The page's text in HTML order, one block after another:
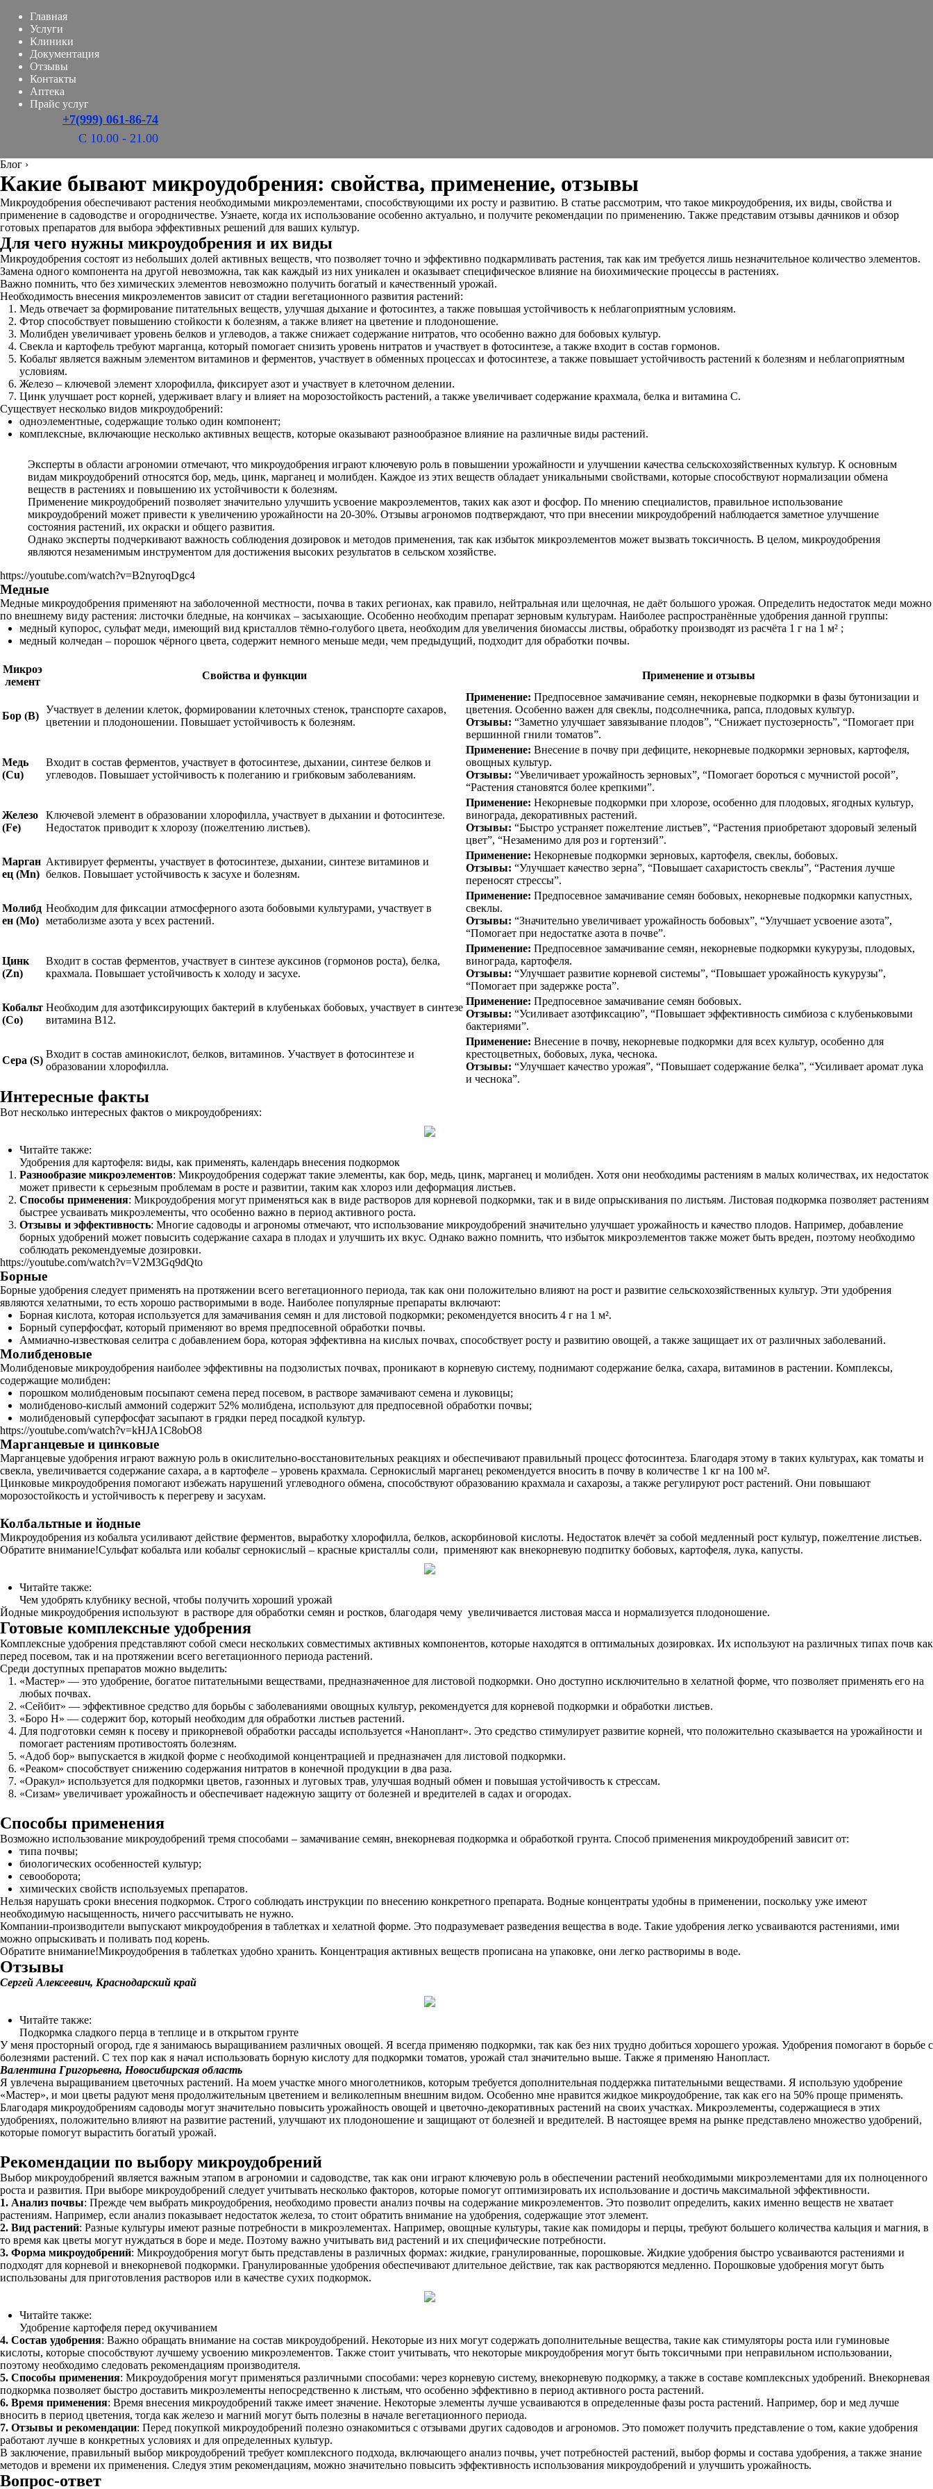
Главная
Услуги
Клиники
Документация
Отзывы
Контакты
Аптека
Прайс услуг
+7(999) 061-86-74
С 10.00 - 21.00
Блог ›
Какие бывают микроудобрения: свойства, применение, отзывы
Микроудобрения обеспечивают растения необходимыми микроэлементами, способствующими их росту и развитию. В статье рассмотрим, что такое микроудобрения, их виды, свойства и
применение в садоводстве и огородничестве. Узнаете, когда их использование особенно актуально, и получите рекомендации по применению. Также представим отзывы дачников и обзор
готовых препаратов для выбора эффективных решений для ваших культур.
Для чего нужны микроудобрения и их виды
Микроудобрения состоят из небольших долей активных веществ, что позволяет точно и эффективно подкармливать растения, так как им требуется лишь незначительное количество элементов.
Замена одного компонента на другой невозможна, так как каждый из них уникален и оказывает специфическое влияние на биохимические процессы в растениях.
Важно помнить, что без химических элементов невозможно получить богатый и качественный урожай.
Необходимость внесения микроэлементов зависит от стадии вегетационного развития растений:
Медь отвечает за формирование питательных веществ, улучшая дыхание и фотосинтез, а также повышая устойчивость к неблагоприятным условиям.
Фтор способствует повышению стойкости к болезням, а также влияет на цветение и плодоношение.
Молибден увеличивает уровень белков и углеводов, а также снижает содержание нитратов, что особенно важно для бобовых культур.
Свекла и картофель требуют марганца, который помогает снизить уровень нитратов и участвует в фотосинтезе, а также входит в состав гормонов.
Кобальт является важным элементом витаминов и ферментов, участвует в обменных процессах и фотосинтезе, а также повышает устойчивость растений к болезням и неблагоприятным
условиям.
Железо – ключевой элемент хлорофилла, фиксирует азот и участвует в клеточном делении.
Цинк улучшает рост корней, удерживает влагу и влияет на морозостойкость растений, а также увеличивает содержание крахмала, белка и витамина С.
Существует несколько видов микроудобрений:
одноэлементные, содержащие только один компонент;
комплексные, включающие несколько активных веществ, которые оказывают разнообразное влияние на различные виды растений.
Эксперты в области агрономии отмечают, что микроудобрения играют ключевую роль в повышении урожайности и улучшении качества сельскохозяйственных культур. К основным
видам микроудобрений относятся бор, медь, цинк, марганец и молибден. Каждое из этих веществ обладает уникальными свойствами, которые способствуют нормализации обмена
веществ в растениях и повышению их устойчивости к болезням.
Применение микроудобрений позволяет значительно улучшить усвоение макроэлементов, таких как азот и фосфор. По мнению специалистов, правильное использование
микроудобрений может привести к увеличению урожайности на 20-30%. Отзывы агрономов подтверждают, что при внесении микроудобрений наблюдается заметное улучшение
состояния растений, их окраски и общего развития.
Однако эксперты подчеркивают важность соблюдения дозировок и методов применения, так как избыток микроэлементов может вызвать токсичность. В целом, микроудобрения
являются незаменимым инструментом для достижения высоких результатов в сельском хозяйстве.
https://youtube.com/watch?v=B2nyroqDgc4
Медные
Медные микроудобрения применяют на заболоченной местности, почва в таких регионах, как правило, нейтральная или щелочная, не даёт большого урожая. Определить недостаток меди можно
по внешнему виду растения: листочки бледные, на кончиках – засыхающие. Особенно необходим препарат зерновым культурам. Наиболее распространённые удобрения данной группы:
медный купорос, сульфат меди, имеющий вид кристаллов тёмно-голубого цвета, необходим для увеличения биомассы листвы, обработку производят из расчёта 1 г на 1 м² ;
медный колчедан – порошок чёрного цвета, содержит немного меньше меди, чем предыдущий, подходит для обработки почвы.
Микроэ
лемент
Свойства и функции Применение и отзывы
Бор (B)
Участвует в делении клеток, формировании клеточных стенок, транспорте сахаров,
цветении и плодоношении. Повышает устойчивость к болезням.
Применение: Предпосевное замачивание семян, некорневые подкормки в фазы бутонизации и
цветения. Особенно важен для свеклы, подсолнечника, рапса, плодовых культур.
Отзывы: “Заметно улучшает завязывание плодов”, “Снижает пустозерность”, “Помогает при
вершинной гнили томатов”.
Медь
(Cu)
Входит в состав ферментов, участвует в фотосинтезе, дыхании, синтезе белков и
углеводов. Повышает устойчивость к полеганию и грибковым заболеваниям.
Применение: Внесение в почву при дефиците, некорневые подкормки зерновых, картофеля,
овощных культур.
Отзывы: “Увеличивает урожайность зерновых”, “Помогает бороться с мучнистой росой”,
“Растения становятся более крепкими”.
Железо
(Fe)
Ключевой элемент в образовании хлорофилла, участвует в дыхании и фотосинтезе.
Недостаток приводит к хлорозу (пожелтению листьев).
Применение: Некорневые подкормки при хлорозе, особенно для плодовых, ягодных культур,
винограда, декоративных растений.
Отзывы: “Быстро устраняет пожелтение листьев”, “Растения приобретают здоровый зеленый
цвет”, “Незаменимо для роз и гортензий”.
Марган
ец (Mn)
Активирует ферменты, участвует в фотосинтезе, дыхании, синтезе витаминов и
белков. Повышает устойчивость к засухе и болезням.
Применение: Некорневые подкормки зерновых, картофеля, свеклы, бобовых.
Отзывы: “Улучшает качество зерна”, “Повышает сахаристость свеклы”, “Растения лучше
переносят стрессы”.
Молибд
ен (Mo)
Необходим для фиксации атмосферного азота бобовыми культурами, участвует в
метаболизме азота у всех растений.
Применение: Предпосевное замачивание семян бобовых, некорневые подкормки капустных,
свеклы.
Отзывы: “Значительно увеличивает урожайность бобовых”, “Улучшает усвоение азота”,
“Помогает при недостатке азота в почве”.
Цинк
(Zn)
Входит в состав ферментов, участвует в синтезе ауксинов (гормонов роста), белка,
крахмала. Повышает устойчивость к холоду и засухе.
Применение: Предпосевное замачивание семян, некорневые подкормки кукурузы, плодовых,
винограда, картофеля.
Отзывы: “Улучшает развитие корневой системы”, “Повышает урожайность кукурузы”,
“Помогает при задержке роста”.
Кобальт
(Co)
Необходим для азотфиксирующих бактерий в клубеньках бобовых, участвует в синтезе
витамина B12.
Применение: Предпосевное замачивание семян бобовых.
Отзывы: “Усиливает азотфиксацию”, “Повышает эффективность симбиоза с клубеньковыми
бактериями”.
Сера (S)
Входит в состав аминокислот, белков, витаминов. Участвует в фотосинтезе и
образовании хлорофилла.
Применение: Внесение в почву, некорневые подкормки для всех культур, особенно для
крестоцветных, бобовых, лука, чеснока.
Отзывы: “Улучшает качество урожая”, “Повышает содержание белка”, “Усиливает аромат лука
и чеснока”.
Интересные факты
Вот несколько интересных фактов о микроудобрениях:
Читайте также:
Удобрения для картофеля: виды, как применять, календарь внесения подкормок
Разнообразие микроэлементов: Микроудобрения содержат такие элементы, как бор, медь, цинк, марганец и молибден. Хотя они необходимы растениям в малых количествах, их недостаток
может привести к серьезным проблемам в росте и развитии, таким как хлороз или деформация листьев.
Способы применения: Микроудобрения могут применяться как в виде растворов для корневой подкормки, так и в виде опрыскивания по листьям. Листовая подкормка позволяет растениям
быстрее усваивать микроэлементы, что особенно важно в период активного роста.
Отзывы и эффективность: Многие садоводы и агрономы отмечают, что использование микроудобрений значительно улучшает урожайность и качество плодов. Например, добавление
борных удобрений может повысить содержание сахара в плодах и улучшить их вкус. Однако важно помнить, что избыток микроэлементов также может быть вреден, поэтому необходимо
соблюдать рекомендуемые дозировки.
https://youtube.com/watch?v=V2M3Gq9dQto
Борные
Борные удобрения следует применять на протяжении всего вегетационного периода, так как они положительно влияют на рост и развитие сельскохозяйственных культур. Эти удобрения
являются хелатными, то есть хорошо растворимыми в воде. Наиболее популярные препараты включают:
Борная кислота, которая используется для замачивания семян и для листовой подкормки; рекомендуется вносить 4 г на 1 м².
Борный суперфосфат, который применяют во время предпосевной обработки почвы.
Аммиачно-известковая селитра с добавлением бора, которая эффективна на кислых почвах, способствует росту и развитию овощей, а также защищает их от различных заболеваний.
Молибденовые
Молибденовые микроудобрения наиболее эффективны на подзолистых почвах, проникают в корневую систему, поднимают содержание белка, сахара, витаминов в растении. Комплексы,
содержащие молибден:
порошком молибденовым посыпают семена перед посевом, в растворе замачивают семена и луковицы;
молибденово-кислый аммоний содержит 52% молибдена, используют для предпосевной обработки почвы;
молибденовый суперфосфат засыпают в грядки перед посадкой культур.
https://youtube.com/watch?v=kHJA1C8obO8
Марганцевые и цинковые
Марганцевые удобрения играют важную роль в окислительно-восстановительных реакциях и обеспечивают правильный процесс фотосинтеза. Благодаря этому в таких культурах, как томаты и
свекла, увеличивается содержание сахара, а в картофеле – уровень крахмала. Сернокислый марганец рекомендуется вносить в почву в количестве 1 кг на 100 м².
Цинковые микроудобрения помогают избежать нарушений углеводного обмена, способствуют образованию крахмала и сахарозы, а также регулируют рост растений. Они повышают
морозостойкость и устойчивость к перегреву и засухам.
Колбальтные и йодные
Микроудобрения из кобальта усиливают действие ферментов, выработку хлорофилла, белков, аскорбиновой кислоты. Недостаток влечёт за собой медленный рост культур, пожелтение листьев.
Обратите внимание!Сульфат кобальта или кобальт сернокислый – красные кристаллы соли, применяют как внекорневую подпитку бобовых, картофеля, лука, капусты.
Читайте также:
Чем удобрять клубнику весной, чтобы получить хороший урожай
Йодные микроудобрения используют в растворе для обработки семян и ростков, благодаря чему увеличивается листовая масса и нормализуется плодоношение.
Готовые комплексные удобрения
Комплексные удобрения представляют собой смеси нескольких совместимых активных компонентов, которые находятся в оптимальных дозировках. Их используют на различных типах почв как
перед посевом, так и на протяжении всего вегетационного периода растений.
Среди доступных препаратов можно выделить:
«Мастер» — это удобрение, богатое питательными веществами, предназначенное для листовой подкормки. Оно доступно исключительно в хелатной форме, что позволяет применять его на
любых почвах.
«Сейбит» — эффективное средство для борьбы с заболеваниями овощных культур, рекомендуется для корневой подкормки и обработки листьев.
«Боро Н» — содержит бор, который необходим для обработки листьев растений.
Для подготовки семян к посеву и прикорневой обработки рассады используется «Наноплант». Это средство стимулирует развитие корней, что положительно сказывается на урожайности и
помогает растениям противостоять болезням.
«Адоб бор» выпускается в жидкой форме с необходимой концентрацией и предназначен для листовой подкормки.
«Реаком» способствует снижению содержания нитратов в конечной продукции в два раза.
«Оракул» используется для подкормки цветов, газонных и луговых трав, улучшая водный обмен и повышая устойчивость к стрессам.
«Сизам» увеличивает урожайность и обеспечивает надежную защиту от болезней и вредителей в садах и огородах.
Способы применения
Возможно использование микроудобрений тремя способами – замачивание семян, внекорневая подкормка и обработкой грунта. Способ применения микроудобрений зависит от:
типа почвы;
биологических особенностей культур;
севооборота;
химических свойств используемых препаратов.
Нельзя нарушать сроки внесения подкормок. Строго соблюдать инструкции по внесению конкретного препарата. Водные концентраты удобны в применении, поскольку уже имеют
необходимую насыщенность, ничего рассчитывать не нужно.
Компании-производители выпускают микроудобрения в таблетках и хелатной форме. Это подразумевает разведения вещества в воде. Такие удобрения легко усваиваются растениями, ими
можно опрыскивать и поливать под корень.
Обратите внимание!Микроудобрения в таблетках удобно хранить. Концентрация активных веществ прописана на упаковке, они легко растворимы в воде.
Отзывы
Сергей Алексеевич, Краснодарский край
Читайте также:
Подкормка сладкого перца в теплице и в открытом грунте
У меня просторный огород, где я занимаюсь выращиванием различных овощей. Я всегда применяю подкормки, так как без них трудно добиться хорошего урожая. Удобрения помогают в борьбе с
болезнями растений. С тех пор как я начал использовать борную кислоту для подкормки томатов, урожай стал значительно выше. Также я применяю Нанопласт.
Валентина Григорьевна, Новосибирская область
Я увлечена выращиванием цветочных растений. На моем участке много многолетников, которым требуется дополнительная поддержка питательными веществами. Я использую удобрение
«Мастер», и мои цветы радуют меня продолжительным цветением и великолепным внешним видом. Особенно мне нравится жидкое микроудобрение, так как его на 50% проще применять.
Благодаря микроудобрениям садоводы могут значительно повысить урожайность овощей и цветочно-декоративных растений на своих участках. Микроэлементы, содержащиеся в этих
удобрениях, положительно влияют на развитие растений, улучшают их плодоношение и защищают от болезней и вредителей. В настоящее время на рынке представлено множество удобрений,
которые помогут вырастить богатый урожай.
Рекомендации по выбору микроудобрений
Выбор микроудобрений является важным этапом в агрономии и садоводстве, так как они играют ключевую роль в обеспечении растений необходимыми микроэлементами для их полноценного
роста и развития. При выборе микроудобрений следует учитывать несколько факторов, которые помогут оптимизировать их использование и достичь максимальной эффективности.
1. Анализ почвы: Прежде чем выбрать микроудобрения, необходимо провести анализ почвы на содержание микроэлементов. Это позволит определить, каких именно веществ не хватает
растениям. Например, если анализ показывает недостаток железа, то стоит обратить внимание на удобрения, содержащие этот элемент.
2. Вид растений: Разные культуры имеют разные потребности в микроэлементах. Например, овощные культуры, такие как помидоры и перцы, требуют большего количества кальция и магния, в
то время как цветы могут нуждаться в боре и меде. Поэтому важно учитывать вид растений и их специфические потребности.
3. Форма микроудобрений: Микроудобрения могут быть представлены в различных формах: жидкие, гранулированные, порошковые. Жидкие удобрения быстро усваиваются растениями и
подходят для корневой и внекорневой подкормки. Гранулированные удобрения обеспечивают длительное действие, так как растворяются медленно. Порошковые удобрения могут быть
использованы для приготовления растворов или в качестве сухих подкормок.
Читайте также:
Удобрение картофеля перед окучиванием
4. Состав удобрения: Важно обращать внимание на состав микроудобрений. Некоторые из них могут содержать дополнительные вещества, такие как стимуляторы роста или гуминовые
кислоты, которые способствуют лучшему усвоению микроэлементов. Также стоит учитывать, что некоторые микроудобрения могут быть токсичными при неправильном использовании,
поэтому необходимо следовать рекомендациям производителя.
5. Способы применения: Микроудобрения могут применяться различными способами: через корневую систему, внекорневую подкормку, а также в составе комплексных удобрений. Внекорневая
подкормка позволяет быстро доставить микроэлементы непосредственно к листьям, что особенно эффективно в период активного роста растений.
6. Время применения: Время внесения микроудобрений также имеет значение. Некоторые элементы лучше усваиваются в определенные фазы роста растений. Например, бор и мед лучше
вносить в период цветения, тогда как железо и магний могут быть полезны в начале вегетационного периода.
7. Отзывы и рекомендации: Перед покупкой микроудобрений полезно ознакомиться с отзывами других садоводов и агрономов. Это поможет получить представление о том, какие удобрения
работают лучше в конкретных условиях и для определенных культур.
В заключение, правильный выбор микроудобрений требует комплексного подхода, включающего анализ почвы, учет потребностей растений, выбор формы и состава удобрения, а также знание
методов и времени их применения. Следуя этим рекомендациям, можно значительно повысить эффективность использования микроудобрений и улучшить урожайность.
Вопрос-ответ